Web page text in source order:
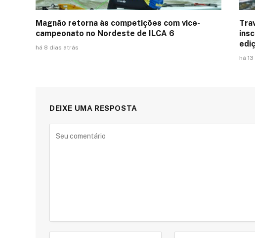
Magnão retorna às competições com vice-
campeonato no Nordeste de ILCA 6
há 8 dias atrás
há
DEIXE UMA RESPOSTA